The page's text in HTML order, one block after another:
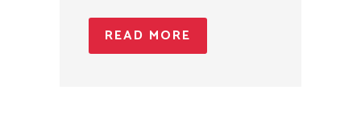
READ MORE